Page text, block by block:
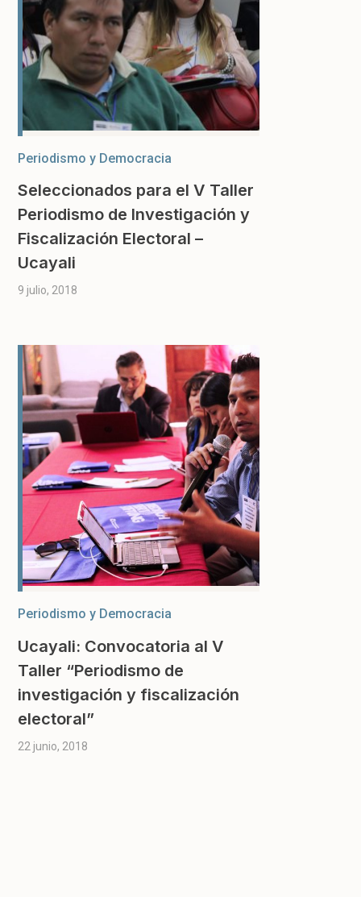
Periodismo y Democracia
Seleccionados para el V Taller
Periodismo de Investigación y
Fiscalización Electoral –
Ucayali
9 julio, 2018
Periodismo y Democracia
Ucayali: Convocatoria al V
Taller “Periodismo de
investigación y fiscalización
electoral”
22 junio, 2018